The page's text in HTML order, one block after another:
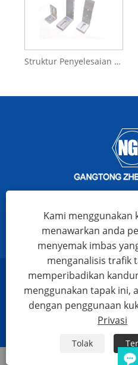
Struktur Penyelesaian Sistem Pemasangan PV Pengapit Solar Aluminium
Kami menggunakan
menawarkan anda
menyemak imbas
menganalisis trafik
memperibadikan
menggunakan tapak ini,
dengan penggunaan
Privasi
Tolak
Links Sitemap RSS XML
Hak Cipta © 2023 Ningbo
Hak Cipta